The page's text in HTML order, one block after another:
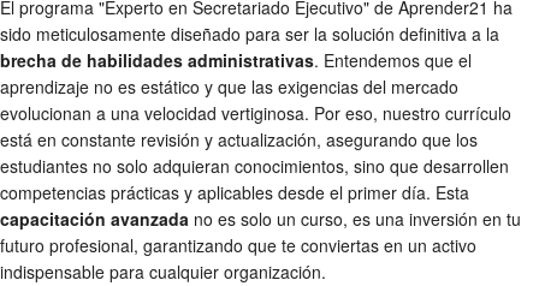
El programa "Experto en Secretariado Ejecutivo" de Aprender21 ha
sido meticulosamente diseñado para ser la solución definitiva a la
brecha de habilidades administrativas. Entendemos que el
aprendizaje no es estático y que las exigencias del mercado
evolucionan a una velocidad vertiginosa. Por eso, nuestro currículo
está en constante revisión y actualización, asegurando que los
estudiantes no solo adquieran conocimientos, sino que desarrollen
competencias prácticas y aplicables desde el primer día. Esta
capacitación avanzada no es solo un curso, es una inversión en tu
futuro profesional, garantizando que te conviertas en un activo
indispensable para cualquier organización.